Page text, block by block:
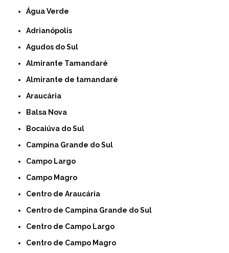
Água Verde
Adrianópolis
Agudos do Sul
Almirante Tamandaré
Almirante de tamandaré
Araucária
Balsa Nova
Bocaiúva do Sul
Campina Grande do Sul
Campo Largo
Campo Magro
Centro de Araucária
Centro de Campina Grande do Sul
Centro de Campo Largo
Centro de Campo Magro